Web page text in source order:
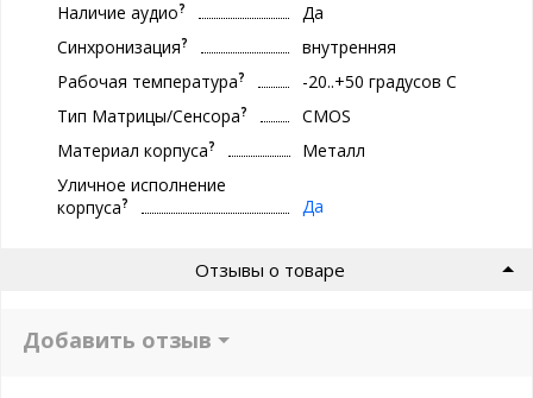
Наличие аудио?
Да
Синхронизация?
внутренняя
Рабочая температура?
-20..+50 градуcов С
Тип Матрицы/Сенсора?
CMOS
Материал корпуса?
Металл
Уличное исполнение
корпуса? Да
Отзывы о товаре
Добавить отзыв